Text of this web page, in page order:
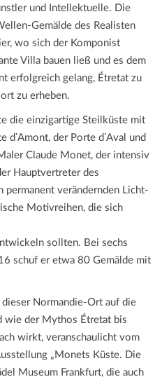
und Intellektuelle. Die
Gemälde des Realisten
wo sich der Komponist
Villa bauen ließ und es dem
erfolgreich gelang, Étretat zu
zu erheben.
die einzigartige Steilküste mit
dʼAmont, der Porte dʼAval und
Claude Monet, der intensiv
Hauptvertreter des
permanent verändernden Licht-
Motivreihen, die sich
sollten. Bei sechs
schuf er etwa 80 Gemälde mit
Normandie-Ort auf die
wie der Mythos Étretat bis
wirkt, veranschaulicht vom
„Monets Küste. Die
Museum Frankfurt, die auch